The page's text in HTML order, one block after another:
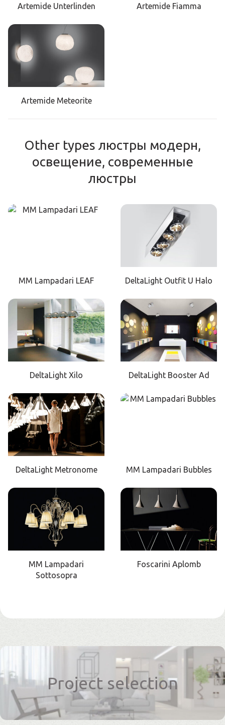
Artemide Unterlinden Artemide Fiamma
Artemide Meteorite
Other types люстры модерн,
освещение, современные
люстры
MM Lampadari LEAF DeltaLight Outfit U Halo
DeltaLight Xilo DeltaLight Booster Ad
DeltaLight Metronome MM Lampadari Bubbles
MM Lampadari
Sottosopra
Foscarini Aplomb
Project selection